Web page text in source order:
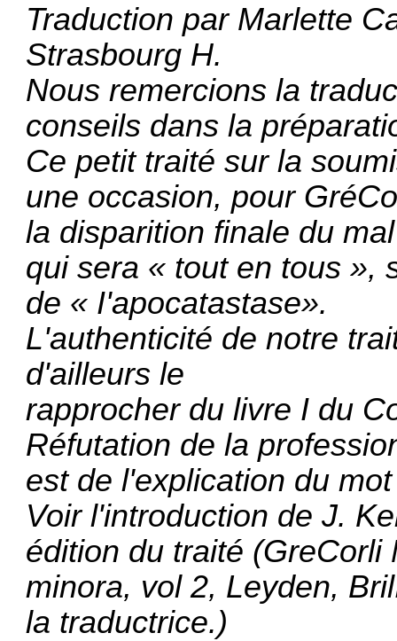
Traduction par Marlette
Strasbourg H.
Nous remercions la
conseils dans la
Ce petit traité sur la
une occasion, pour
la disparition finale du
qui sera « tout en tous »,
de « I'apocatastase».
L'authenticité de notre
d'ailleurs le
rapprocher du livre I du
Réfutation de la
est de l'explication du
Voir l'introduction de J.
édition du traité
minora, vol 2, Leyden,
la traductrice.)